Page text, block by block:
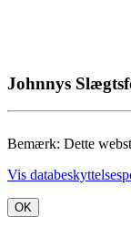
Johnnys
Bemærk: Dette
Vis
OK